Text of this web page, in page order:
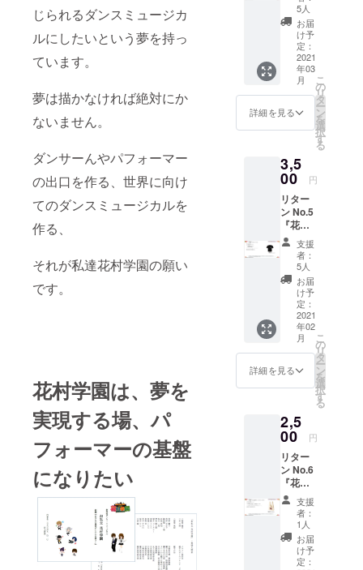
じられるダンスミュージカ
ルにしたいという夢を持っ
ています。
夢は描かなければ絶対にか
ないません。
ダンサーんやパフォーマー
の出口を作る、世界に向け
てのダンスミュージカルを
作る、
それが私達花村学園の願い
です。
花村学園は、夢を
実現する場、パ
フォーマーの基盤
になりたい
ケット
はこち
らから
https://t
.livepoc
ket.jp/e/
uragak
uen202
考欄に
必ず推
しキャ
スト名
を入力
して下
さい ・
推し
キャス
トがい
ない場
合は、
なしと
ご記入
下さい
して下
さい ・
キャス
トから
の御礼
ビデオ
（3分
間）
mp4
なりま
す ■説
月公演
の自由
席チ
ケット
とキャ
ストか
らの御
礼ビデ
オ付き
です。
・指定
席ご希
は、花
村学園
サイト
でお求
め下さ
い ・指
定席チ
ケット
はこち
らから
https://t
.livepoc
ket.jp/e/
の御礼
ビデオ
（3分
間） ・
mp4
データ
でのご
提供と
なりま
トから
の御礼
ビデオ
です。
・ご挨
拶、御
礼、
レッス
ン風景
など、
未公開
の貴重
なビデ
オレ
ターで
す ■注
意 ・備
トをご
指名下
推し
キャス
トがい
ない場
合に
は、花
村学園
とご記
入下さ
ンライ
ンMTG
参加券
コー
ス』 ■
料金：
5,000
jpy 限
定10件
■リター
ン内容
ツーマ
ンオン
ライン
MTG参
加券
（10分
間） ・
キャス
トとマ
ンツー
マンで
自由に
お話し
頂ける
夢の
コース
です。
は、花
村学園
事務局
となり
ます。
・日程
調整
は、事
務局と
メール
でのや
り取り
5人
お届
け予
定：
2021
年03
月
詳細を見る
こ
の
リ
タ
ー
ン
を
選
択
す
る
3,5
00 円
リター
ン No.5
『花村
学園
オリジ
ナル
Ｔシャ
ツ』 ■
料金：
3,500
jpy 送
料別
（着払
いとな
りま
す） ■
ン内容
・花村
学園オ
リジナ
ルＴ
シャツ
（Lサイ
ズの
み） ■
説明 ・
ここで
しか買
支援
者：
5人
お届
け予
定：
2021
年02
月
詳細を見る
こ
の
リ
タ
ー
ン
を
選
択
す
る
2,5
00 円
リター
ン No.6
『花村
学園
みずし
な孝之
描下ろ
し オ
リジナ
支援
者：
1人
お届
け予
定：